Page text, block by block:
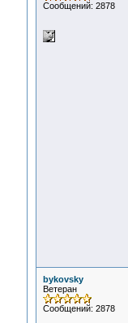
Сообщений: 2878
bykovsky
Ветеран
Сообщений: 2878